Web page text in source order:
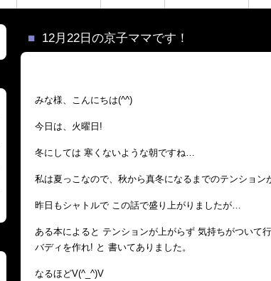
12月22日の京子ママです！
みな様、こんにちは(^^)
今日は、火曜日!
冬にしては 寒くないような朝ですね…
私は夏っこなので、秋から真冬になるまでのテンション
昨日もシャトルで この話で盛り上がりましたが…
ある本によると テンションが上がらず 気持ちがついて
バディを作れ! と 書いてありました。
なるほどV(^_^)V